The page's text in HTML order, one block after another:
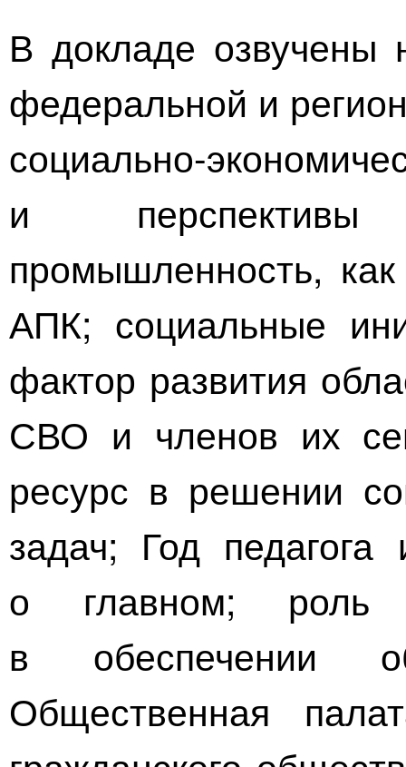
В докладе озвучены
федеральной и
социально-
и перспективы
промышленность,
АПК; социальные
фактор развития
СВО и членов их
ресурс в решении
задач; Год
о главном; роль
в обеспечении
Общественная